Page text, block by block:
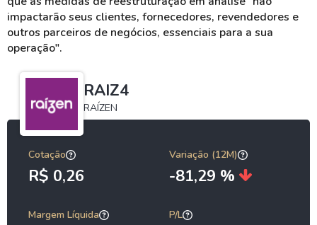
impactarão seus clientes, fornecedores, revendedores e
outros parceiros de negócios, essenciais para a sua
operação".
RAIZ4
RAÍZEN
Cotação
R$ 0,26
Variação (12M)
-81,29 %
Margem Líquida P/L